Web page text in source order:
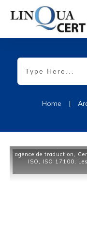
Home |
agence de traduction ,
ISO , ISO 17100,